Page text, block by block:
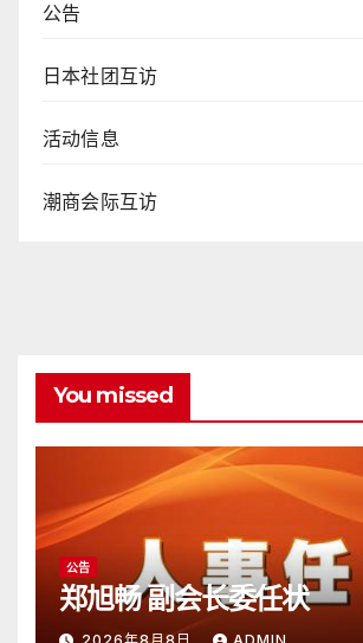
公告
日本社团互访
活动信息
潮商会际互访
You missed
公告
郑旭畅 副会长委任状